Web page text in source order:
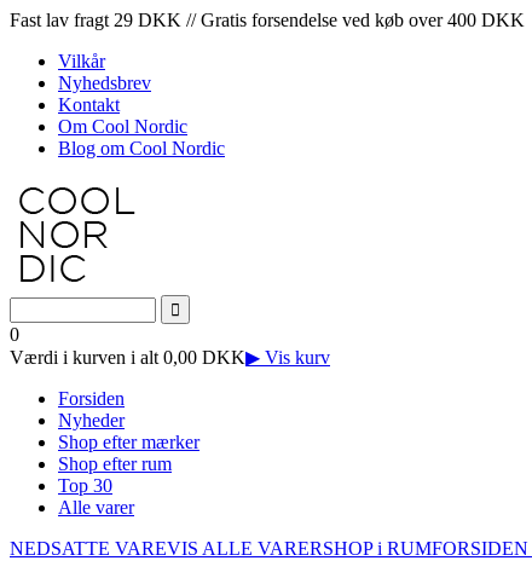
Fast lav fragt 29 DKK // Gratis forsendelse ved køb over 400 DKK
Vilkår
Nyhedsbrev
Kontakt
Om Cool Nordic
Blog om Cool Nordic
0
Værdi i kurven i alt 0,00 DKK▶ Vis kurv
Forsiden
Nyheder
Shop efter mærker
Shop efter rum
Top 30
Alle varer
NEDSATTE VAREVIS ALLE VARERSHOP i RUMFORSIDEN